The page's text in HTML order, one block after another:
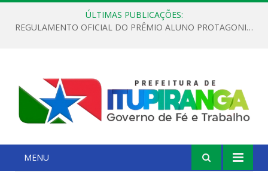
ÚLTIMAS PUBLICAÇÕES:
REGULAMENTO OFICIAL DO PRÊMIO ALUNO PROTAGONISTA – EDIÇÃO 2026
MENU